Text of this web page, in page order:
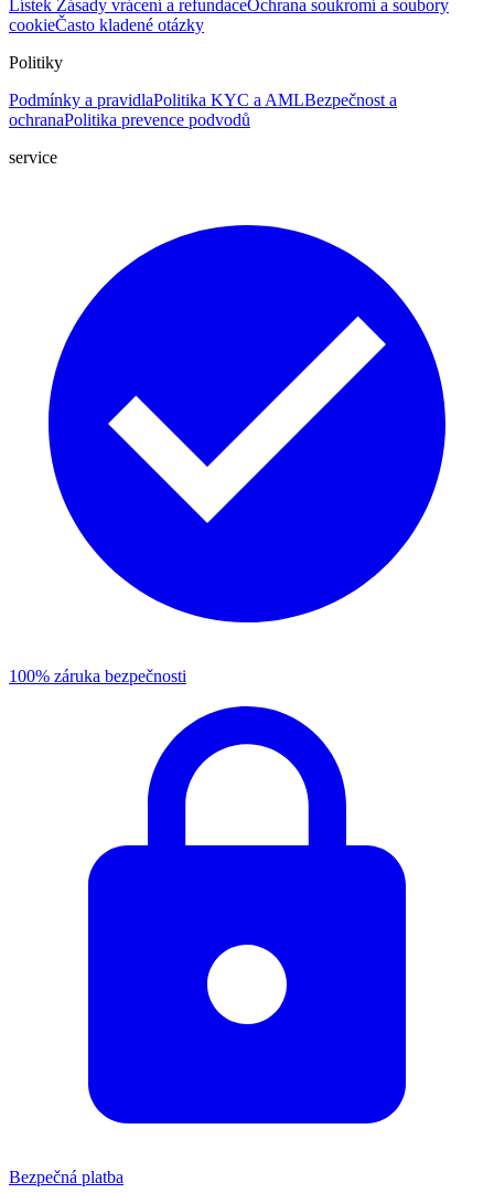
Lístek Zásady vrácení a refundaceOchrana soukromí a soubory
cookieČasto kladené otázky
Politiky
Podmínky a pravidlaPolitika KYC a AMLBezpečnost a
ochranaPolitika prevence podvodů
service
100% záruka bezpečnosti
Bezpečná platba